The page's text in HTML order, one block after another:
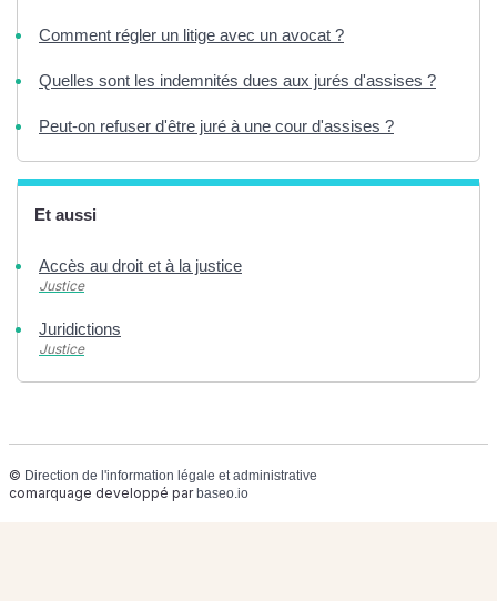
Comment régler un litige avec un avocat ?
Quelles sont les indemnités dues aux jurés d'assises ?
Peut-on refuser d'être juré à une cour d'assises ?
Et aussi
Accès au droit et à la justice
Justice
Juridictions
Justice
© Direction de l'information légale et administrative
comarquage developpé par baseo.io